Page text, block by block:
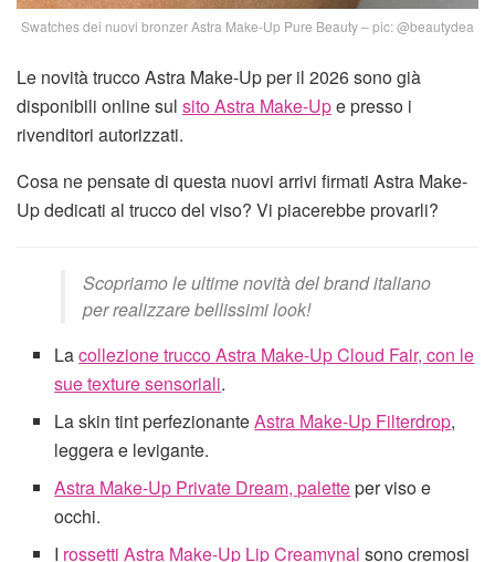
Swatches dei nuovi bronzer Astra Make-Up Pure Beauty – pic: @beautydea
Le novità trucco Astra Make-Up per il 2026 sono già
disponibili online sul sito Astra Make-Upe presso i
rivenditori autorizzati.
Cosa ne pensate di questa nuovi arrivi firmati Astra Make-
Up dedicati al trucco del viso? Vi piacerebbe provarli?
Scopriamo le ultime novità del brand italiano
per realizzare bellissimi look!
Lacollezione trucco Astra Make-Up Cloud Fair, con le
sue texture sensoriali.
La skin tint perfezionanteAstra Make-Up Filterdrop,
leggera e levigante.
Astra Make-Up Private Dream, paletteper viso e
occhi.
I rossetti Astra Make-Up Lip Creamynal sono cremosi